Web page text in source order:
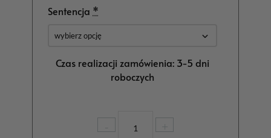
Sentencja *
Czas realizacji zamówienia: 3-5 dni
roboczych
-
Dekoracja +